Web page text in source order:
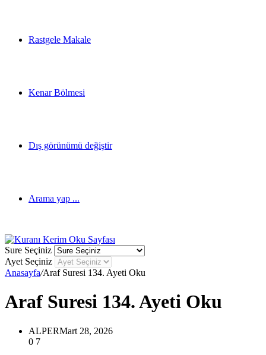
Rastgele Makale
Kenar Bölmesi
Dış görünümü değiştir
Arama yap ...
Sure Seçiniz
Ayet Seçiniz
Anasayfa/Araf Suresi 134. Ayeti Oku
Araf Suresi 134. Ayeti Oku
ALPERMart 28, 2026
0 7